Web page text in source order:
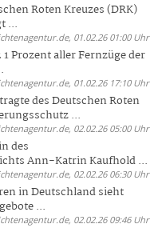
Roten Kreuzes (DRK)
...
01.02.26 01:00 Uhr
Prozent aller Fernzüge der
01.02.26 17:10 Uhr
des Deutschen Roten
...
02.02.26 05:00 Uhr
des
Ann-Katrin Kaufhold ...
02.02.26 06:30 Uhr
in Deutschland sieht
...
02.02.26 09:46 Uhr